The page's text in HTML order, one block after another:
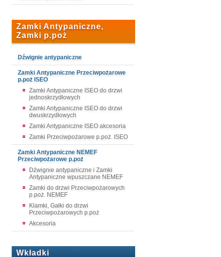
Zamki Antypaniczne,
Zamki p.poż
Dźwignie antypaniczne
Zamki Antypaniczne Przeciwpożarowe
p.poż ISEO
Zamki Antypaniczne ISEO do drzwi
jednoskrzydłowych
Zamki Antypaniczne ISEO do drzwi
dwuskrzydłowych
Zamki Antypaniczne ISEO akcesoria
Zamki Przeciwpożarowe p.poż. ISEO
Zamki Antypaniczne NEMEF
Przeciwpożarowe p.poż
Dźwignie antypaniczne i Zamki
Antypaniczne wpuszczane NEMEF
Zamki do drzwi Przeciwpożarowych
p.poż. NEMEF
Klamki, Gałki do drzwi
Przeciwpożarowych p.poż
Akcesoria
Wkładki